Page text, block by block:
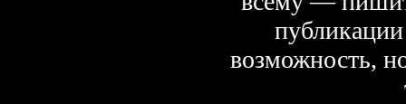
возможность,